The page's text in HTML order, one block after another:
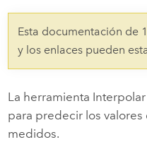
Esta documentación de
y los enlaces pueden
La herramienta
para predecir los
medidos.